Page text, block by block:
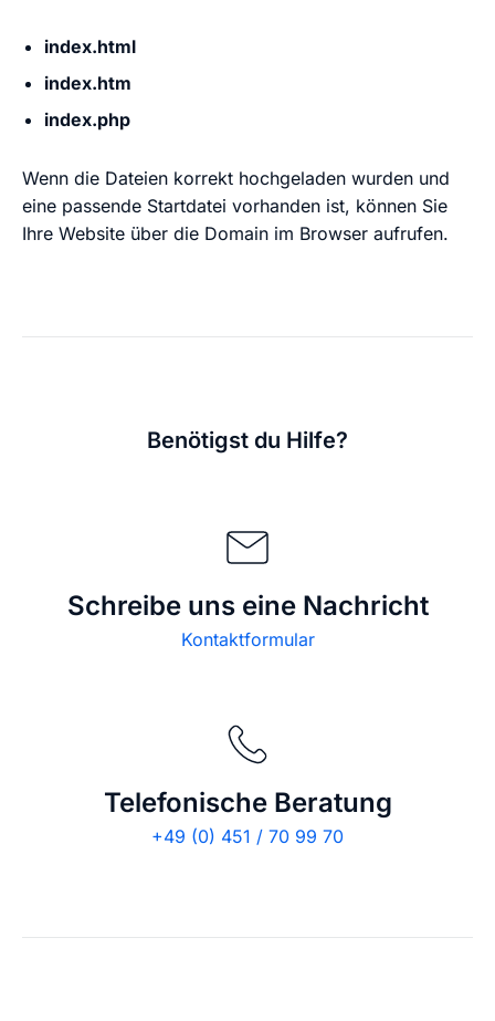
index.html
index.htm
index.php
Wenn die Dateien korrekt hochgeladen wurden und
eine passende Startdatei vorhanden ist, können Sie
Ihre Website über die Domain im Browser aufrufen.
Benötigst du Hilfe?
Schreibe uns eine Nachricht
Kontaktformular
Telefonische Beratung
+49 (0) 451 / 70 99 70